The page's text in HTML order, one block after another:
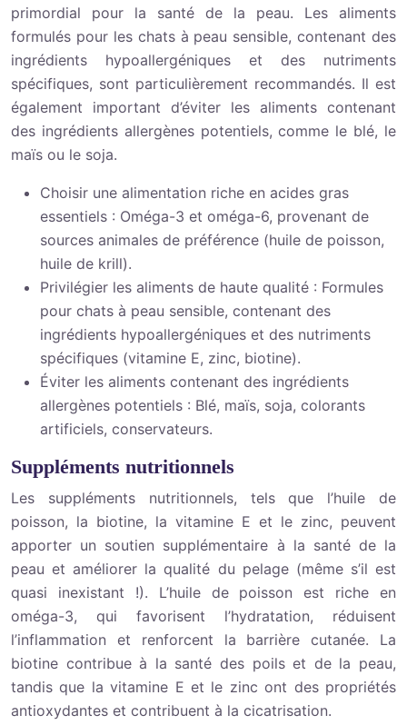
primordial pour la santé de la peau. Les aliments
formulés pour les chats à peau sensible, contenant des
ingrédients hypoallergéniques et des nutriments
spécifiques, sont particulièrement recommandés. Il est
également important d’éviter les aliments contenant
des ingrédients allergènes potentiels, comme le blé, le
maïs ou le soja.
Choisir une alimentation riche en acides gras
essentiels : Oméga-3 et oméga-6, provenant de
sources animales de préférence (huile de poisson,
huile de krill).
Privilégier les aliments de haute qualité : Formules
pour chats à peau sensible, contenant des
ingrédients hypoallergéniques et des nutriments
spécifiques (vitamine E, zinc, biotine).
Éviter les aliments contenant des ingrédients
allergènes potentiels : Blé, maïs, soja, colorants
artificiels, conservateurs.
Suppléments nutritionnels
Les suppléments nutritionnels, tels que l’huile de
poisson, la biotine, la vitamine E et le zinc, peuvent
apporter un soutien supplémentaire à la santé de la
peau et améliorer la qualité du pelage (même s’il est
quasi inexistant !). L’huile de poisson est riche en
oméga-3, qui favorisent l’hydratation, réduisent
l’inflammation et renforcent la barrière cutanée. La
biotine contribue à la santé des poils et de la peau,
tandis que la vitamine E et le zinc ont des propriétés
antioxydantes et contribuent à la cicatrisation.